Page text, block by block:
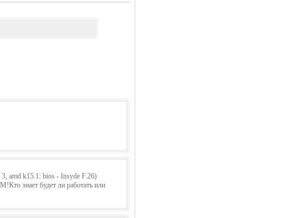
amd k15.1: bios - Insyde F.26)
знает будет ли работать или